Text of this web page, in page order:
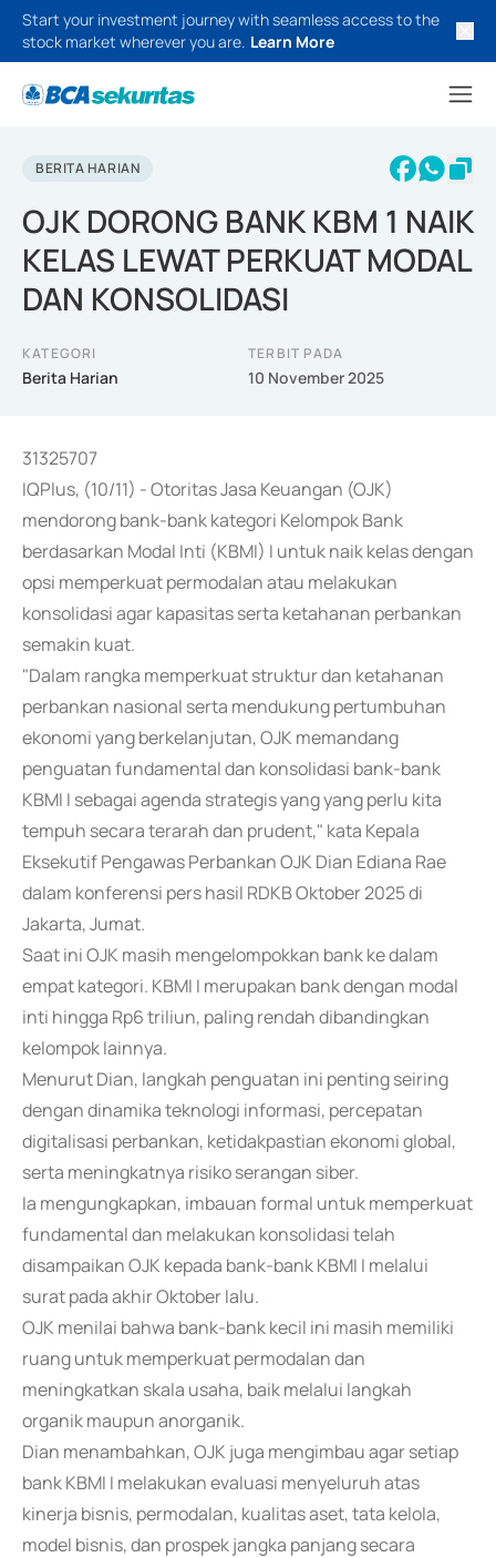
Start your investment journey with seamless access to the
stock market wherever you are. Learn More
BERITA HARIAN
OJK DORONG BANK KBM 1 NAIK
KELAS LEWAT PERKUAT MODAL
DAN KONSOLIDASI
KATEGORI
Berita Harian
TERBIT PADA
10 November 2025
31325707
IQPlus, (10/11) - Otoritas Jasa Keuangan (OJK)
mendorong bank-bank kategori Kelompok Bank
berdasarkan Modal Inti (KBMI) I untuk naik kelas dengan
opsi memperkuat permodalan atau melakukan
konsolidasi agar kapasitas serta ketahanan perbankan
semakin kuat.
"Dalam rangka memperkuat struktur dan ketahanan
perbankan nasional serta mendukung pertumbuhan
ekonomi yang berkelanjutan, OJK memandang
penguatan fundamental dan konsolidasi bank-bank
KBMI I sebagai agenda strategis yang yang perlu kita
tempuh secara terarah dan prudent," kata Kepala
Eksekutif Pengawas Perbankan OJK Dian Ediana Rae
dalam konferensi pers hasil RDKB Oktober 2025 di
Jakarta, Jumat.
Saat ini OJK masih mengelompokkan bank ke dalam
empat kategori. KBMI I merupakan bank dengan modal
inti hingga Rp6 triliun, paling rendah dibandingkan
kelompok lainnya.
Menurut Dian, langkah penguatan ini penting seiring
dengan dinamika teknologi informasi, percepatan
digitalisasi perbankan, ketidakpastian ekonomi global,
serta meningkatnya risiko serangan siber.
Ia mengungkapkan, imbauan formal untuk memperkuat
fundamental dan melakukan konsolidasi telah
disampaikan OJK kepada bank-bank KBMI I melalui
surat pada akhir Oktober lalu.
OJK menilai bahwa bank-bank kecil ini masih memiliki
ruang untuk memperkuat permodalan dan
meningkatkan skala usaha, baik melalui langkah
organik maupun anorganik.
Dian menambahkan, OJK juga mengimbau agar setiap
bank KBMI I melakukan evaluasi menyeluruh atas
kinerja bisnis, permodalan, kualitas aset, tata kelola,
model bisnis, dan prospek jangka panjang secara